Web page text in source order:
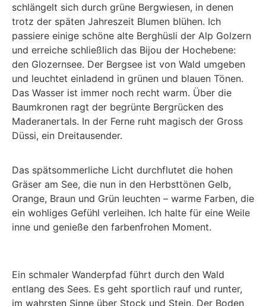
schlängelt sich durch grüne Bergwiesen, in denen
trotz der späten Jahreszeit Blumen blühen. Ich
passiere einige schöne alte Berghüsli der Alp Golzern
und erreiche schließlich das Bijou der Hochebene:
den Glozernsee. Der Bergsee ist von Wald umgeben
und leuchtet einladend in grünen und blauen Tönen.
Das Wasser ist immer noch recht warm. Über die
Baumkronen ragt der begrünte Bergrücken des
Maderanertals. In der Ferne ruht magisch der Gross
Düssi, ein Dreitausender.
Das spätsommerliche Licht durchflutet die hohen
Gräser am See, die nun in den Herbsttönen Gelb,
Orange, Braun und Grün leuchten – warme Farben, die
ein wohliges Gefühl verleihen. Ich halte für eine Weile
inne und genieße den farbenfrohen Moment.
Ein schmaler Wanderpfad führt durch den Wald
entlang des Sees. Es geht sportlich rauf und runter,
im wahrsten Sinne über Stock und Stein. Der Boden